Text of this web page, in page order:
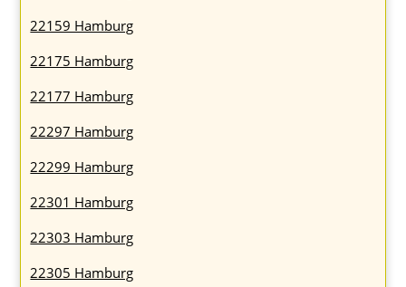
22159 Hamburg
22175 Hamburg
22177 Hamburg
22297 Hamburg
22299 Hamburg
22301 Hamburg
22303 Hamburg
22305 Hamburg